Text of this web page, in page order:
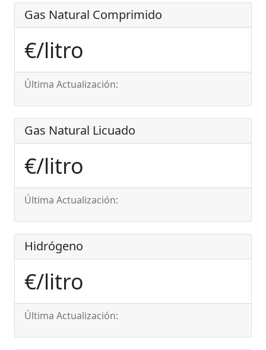
Gas Natural Comprimido
€/litro
Última Actualización:
Gas Natural Licuado
€/litro
Última Actualización:
Hidrógeno
€/litro
Última Actualización: